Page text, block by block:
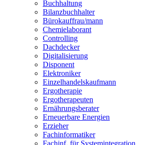
Buchhaltung
Bilanzbuchhalter
Bürokauffrau/mann
Chemielaborant
Controlling
Dachdecker
Digitalisierung
Disponent
Elektroniker
Einzelhandelskaufmann
Ergotherapie
Ergotherapeuten
Ernährungsberater
Erneuerbare Energien
Erzieher
Fachinformatiker
Fachinf. für Systemintegration